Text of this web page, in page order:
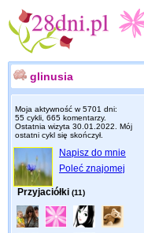
glinusia
Moja aktywność w 5701 dni:
55 cykli, 665 komentarzy.
Ostatnia wizyta 30.01.2022 . Mój
ostatni cykl się skończył.
Napisz do mnie
Poleć znajomej
Przyjaciółki (11)